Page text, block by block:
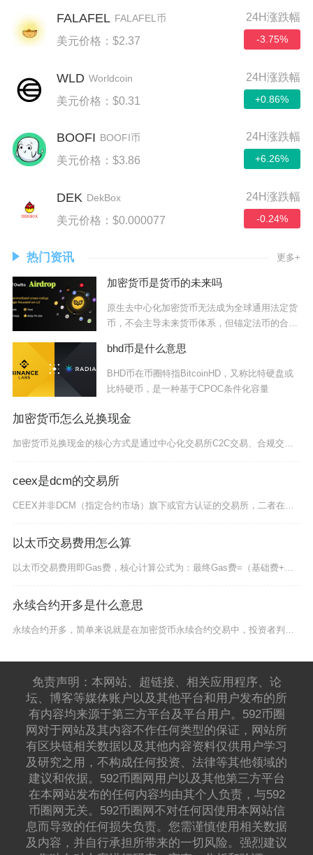
FALAFEL FALAFEL币
美元价格：$2.37
24H涨跌幅
-3.75%
WLD Worldcoin
美元价格：$0.31
24H涨跌幅
+0.86%
BOOFI BOOFI币
美元价格：$3.86
24H涨跌幅
+6.26%
DEK DekBox
美元价格：$0.000077
24H涨跌幅
-0.24%
热门资讯 更多+
加密货币是货币的未来吗
原生去中心化加密货币无法成为全球通用法定货
币，不会主导未来货币体系，但锚定法币的合规
bhd币是什么意思
BHD币在币圈特指BitcoinHD，又称比特硬盘或
比特硬币，是一种基于CPOC条件化容量
加密货币怎么兑换现金
加密货币兑换现金的核心方式是通过中心化交易所C2C交易、合规交易所法币直接提现、加密货币借
ceex是dcm的交易所
CEEX并非DCM（指定合约市场）旗下或官方认证的交易所，二者在监管主体、业务范畴与运营主
以太币交易费用怎么算
以太币交易费用即Gas费，核心计算公式为：最终Gas费=（基础费+优先费）×实际Gas消耗
永续合约开多是什么意思
永续合约开多，简单来说就是在加密货币永续合约交易中，投资者判断后续币价会上涨，主动买入合约
免责声明：本网站、超链接、相关应用程序、论
坛、博客等媒体账户以及其他平台和用户发布的所
有内容均来源于第三方平台及平台用户。592币圈
网对于网站及其内容不作任何类型的保证，网站所
有区块链相关数据以及其他内容资料仅供用户学习
及研究之用，不构成任何投资、法律等其他领域的
建议和依据。592币圈网用户以及其他第三方平台
在本网站发布的任何内容均由其个人负责，与592
币圈网无关。592币圈网不对任何因使用本网站信
息而导致的任何损失负责。您需谨慎使用相关数据
及内容，并自行承担所带来的一切风险。强烈建议